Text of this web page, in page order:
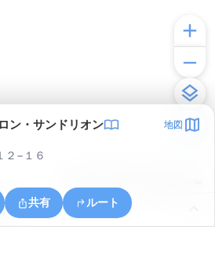
ン・サンドリオン 地図
２−１６
共有 ルート
目１